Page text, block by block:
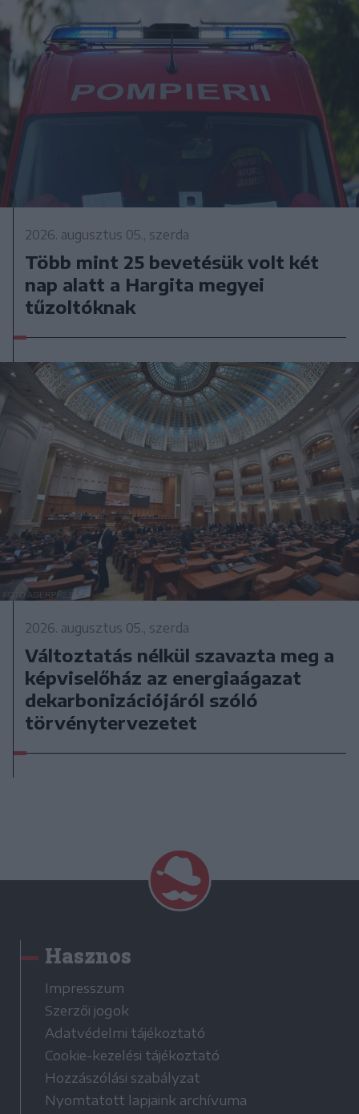
2026. augusztus 05., szerda
Több mint 25 bevetésük volt két
nap alatt a Hargita megyei
tűzoltóknak
2026. augusztus 05., szerda
Változtatás nélkül szavazta meg a
képviselőház az energiaágazat
dekarbonizációjáról szóló
törvénytervezetet
Hasznos
Impresszum
Szerzői jogok
Adatvédelmi tájékoztató
Cookie-kezelési tájékoztató
Hozzászólási szabályzat
Nyomtatott lapjaink archívuma